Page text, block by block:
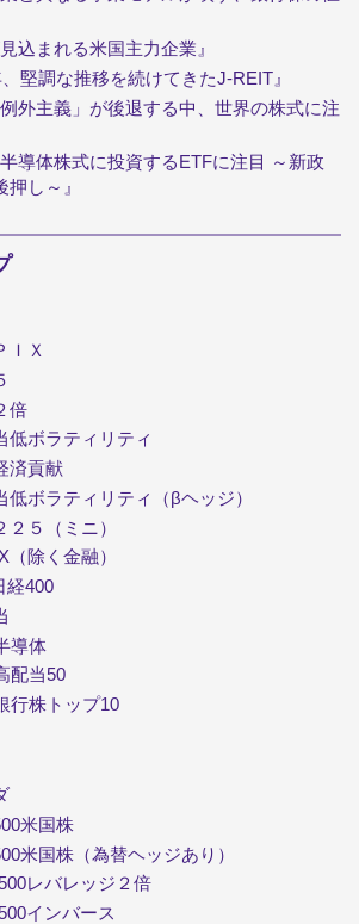
込まれる米国主力企業』
堅調な推移を続けてきたJ-REIT』
外主義」が後退する中、世界の株式に注
導体株式に投資するETFに注目 ～新政
し～』
ＩＸ
倍
低ボラティリティ
済貢献
低ボラティリティ（βヘッジ）
５（ミニ）
除く金融）
経400
導体
配当50
行株トップ10
米国株
米国株（為替ヘッジあり）
レバレッジ２倍
インバース